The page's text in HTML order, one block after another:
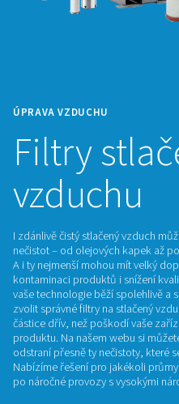
Filtry
vzduchu
I zdánlivě čistý stlačený